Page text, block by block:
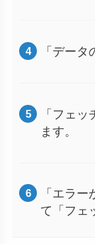
「デー
「フェ
ます。
「エラ
て「フェ